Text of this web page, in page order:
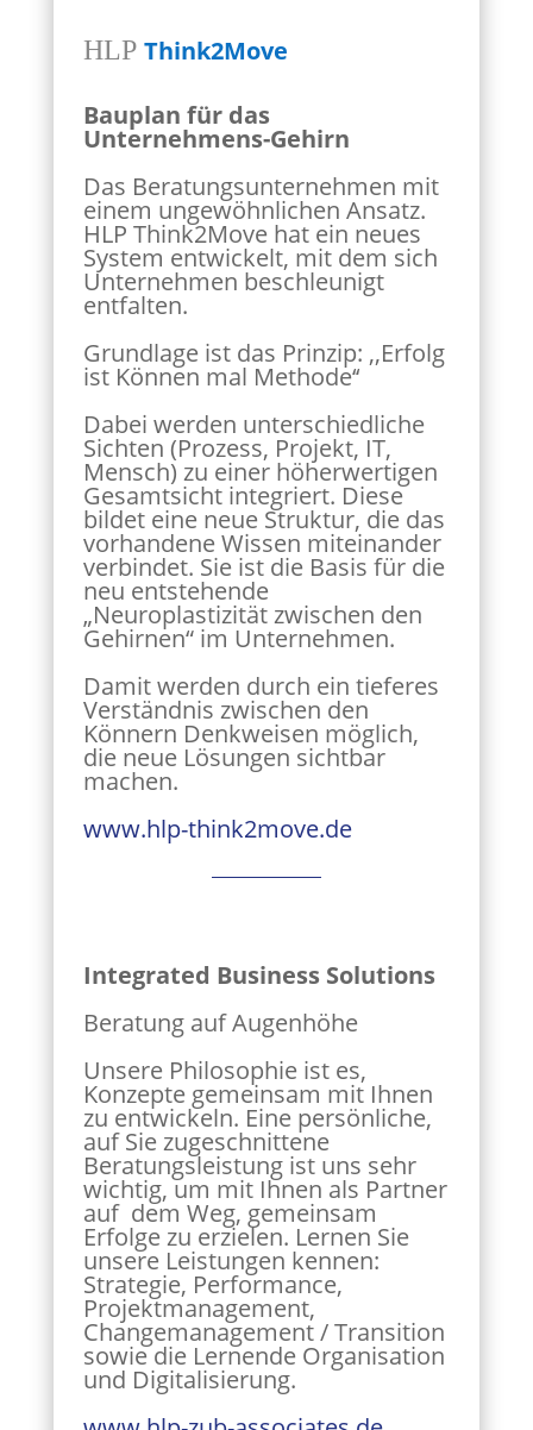
HLP Think2Move
Bauplan für das
Unternehmens-Gehirn
Das Beratungsunternehmen mit
einem ungewöhnlichen Ansatz.
HLP Think2Move hat ein neues
System entwickelt, mit dem sich
Unternehmen beschleunigt
entfalten.
Grundlage ist das Prinzip: ,,Erfolg
ist Können mal Methode‘‘
Dabei werden unterschiedliche
Sichten (Prozess, Projekt, IT,
Mensch) zu einer höherwertigen
Gesamtsicht integriert. Diese
bildet eine neue Struktur, die das
vorhandene Wissen miteinander
verbindet. Sie ist die Basis für die
neu entstehende
„Neuroplastizität zwischen den
Gehirnen“ im Unternehmen.
Damit werden durch ein tieferes
Verständnis zwischen den
Könnern Denkweisen möglich,
die neue Lösungen sichtbar
machen.
www.hlp-think2move.de
Integrated Business Solutions
Beratung auf Augenhöhe
Unsere Philosophie ist es,
Konzepte gemeinsam mit Ihnen
zu entwickeln. Eine persönliche,
auf Sie zugeschnittene
Beratungsleistung ist uns sehr
wichtig, um mit Ihnen als Partner
auf dem Weg, gemeinsam
Erfolge zu erzielen. Lernen Sie
unsere Leistungen kennen:
Strategie, Performance,
Projektmanagement,
Changemanagement / Transition
sowie die Lernende Organisation
und Digitalisierung.